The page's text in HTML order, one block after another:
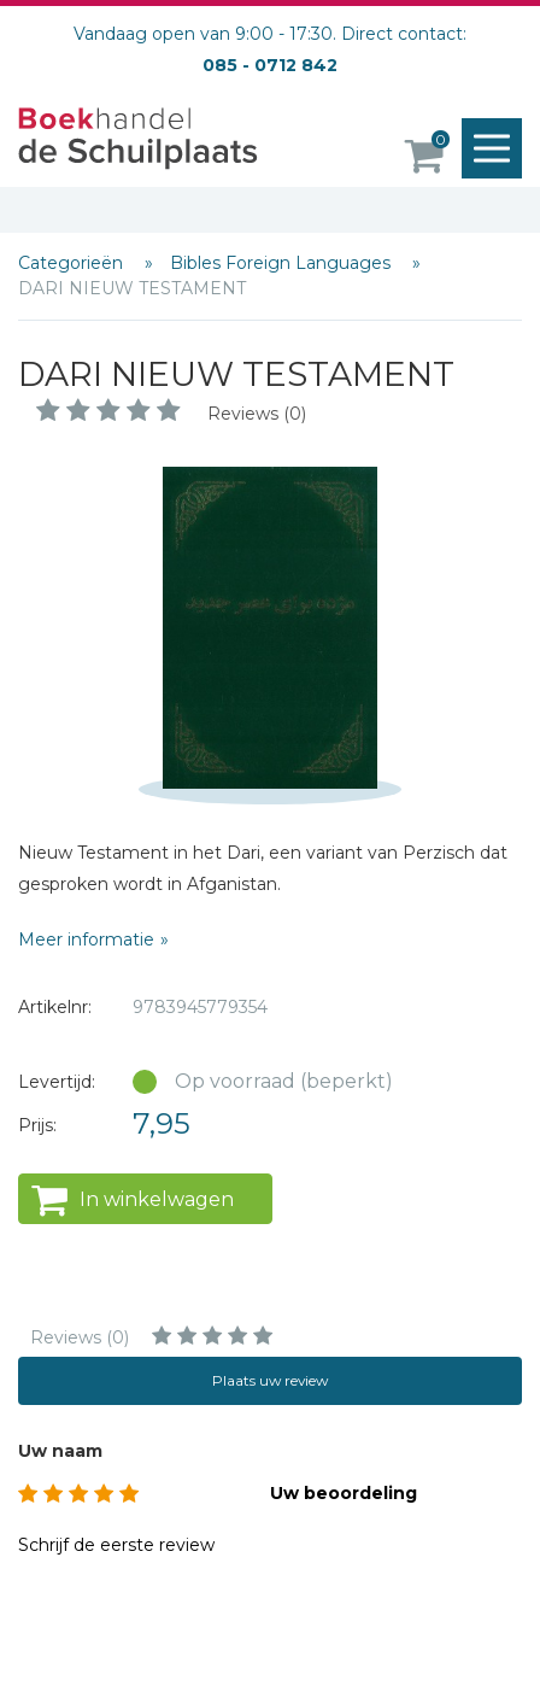
Vandaag open van 9:00 - 17:30. Direct contact:
085 - 0712 842
0
Categorieën
Bibles Foreign Languages
DARI NIEUW TESTAMENT
DARI NIEUW TESTAMENT
Reviews (0)
Nieuw Testament in het Dari, een variant van Perzisch dat
gesproken wordt in Afganistan.
Meer informatie
Artikelnr: 9783945779354
Levertijd: Op voorraad (beperkt)
Prijs: 7,95
In winkelwagen
Reviews (0)
Plaats uw review
Schrijf hieronder je review!
Uw naam
Uw beoordeling
Schrijf de eerste review